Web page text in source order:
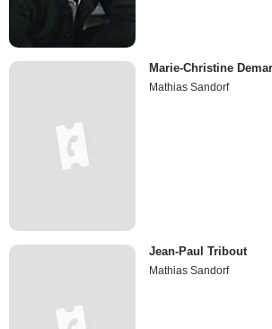
Marie-Christine
Mathias Sandorf
Jean-Paul Tribout
Mathias Sandorf